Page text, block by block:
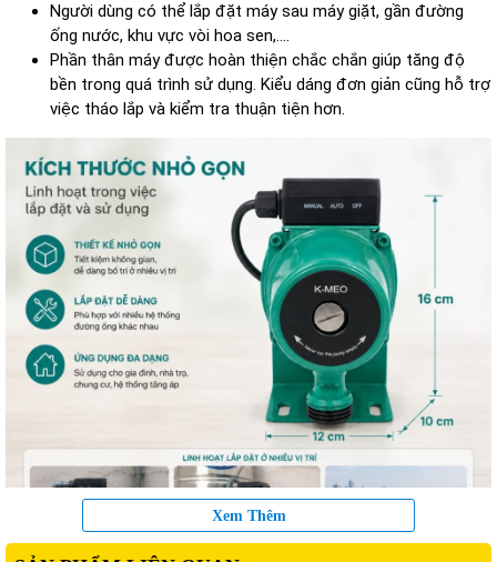
Người dùng có thể lắp đặt máy sau máy giặt, gần đường
ống nước, khu vực vòi hoa sen,....
Phần thân máy được hoàn thiện chắc chắn giúp tăng độ
bền trong quá trình sử dụng. Kiểu dáng đơn giản cũng hỗ trợ
việc tháo lắp và kiểm tra thuận tiện hơn.
Xem Thêm